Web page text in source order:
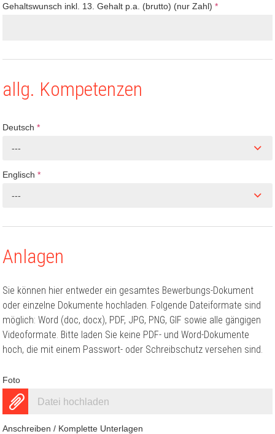
Gehaltswunsch inkl. 13. Gehalt p.a. (brutto) (nur Zahl)*
allg. Kompetenzen
Deutsch*
---
Englisch*
---
Anlagen
Sie können hier entweder ein gesamtes Bewerbungs-Dokument
oder einzelne Dokumente hochladen. Folgende Dateiformate sind
möglich: Word (doc, docx), PDF, JPG, PNG, GIF sowie alle gängigen
Videoformate. Bitte laden Sie keine PDF- und Word-Dokumente
hoch, die mit einem Passwort- oder Schreibschutz versehen sind.
Foto
Datei hochladen
Anschreiben / Komplette Unterlagen